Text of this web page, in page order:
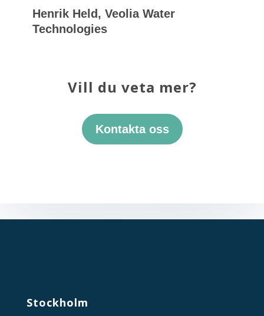
Henrik Held, Veolia Water
Technologies
Vill du veta mer?
Kontakta oss
Stockholm